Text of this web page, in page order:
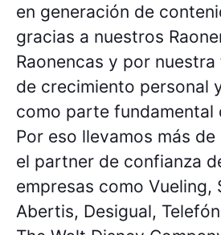
en generación de
gracias a nuestros
Raonencas y por
de crecimiento personal
como parte fundamental
Por eso llevamos más
el partner de confianza
empresas como Vueling,
Abertis, Desigual,